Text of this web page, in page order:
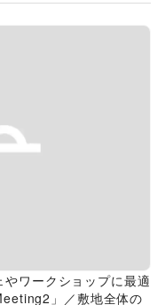
やワークショップに最適
」／敷地全体の